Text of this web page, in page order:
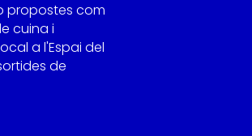
propostes com
cuina i
a l'Espai del
de